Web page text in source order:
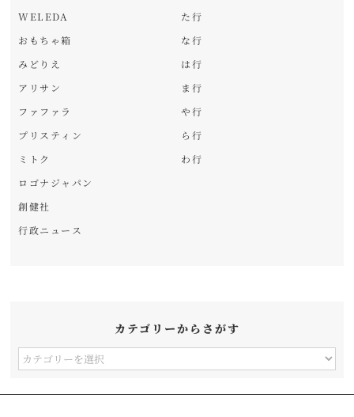
WELEDA
おもちゃ箱
みどりえ
アリサン
ファファラ
プリスティン
ミトク
ロゴナジャパン
創健社
行政ニュース
た行
な行
は行
ま行
や行
ら行
わ行
カテゴリーからさがす
カ